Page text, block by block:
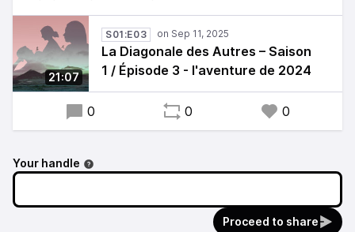
21:07
S01:E03
La Diagonale des Autres – Saison
1 / Épisode 3 - l'aventure de 2024
0 0 0
Your handle
Proceed to share